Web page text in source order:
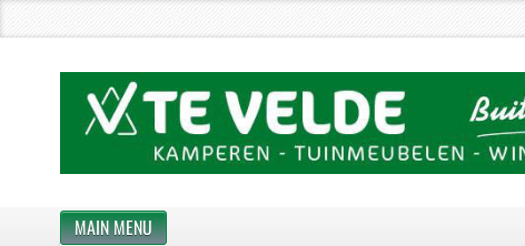
MAIN MENU